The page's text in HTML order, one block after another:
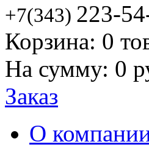
+7(343) 223-
Корзина: 0
На сумму: 0
Заказ
О